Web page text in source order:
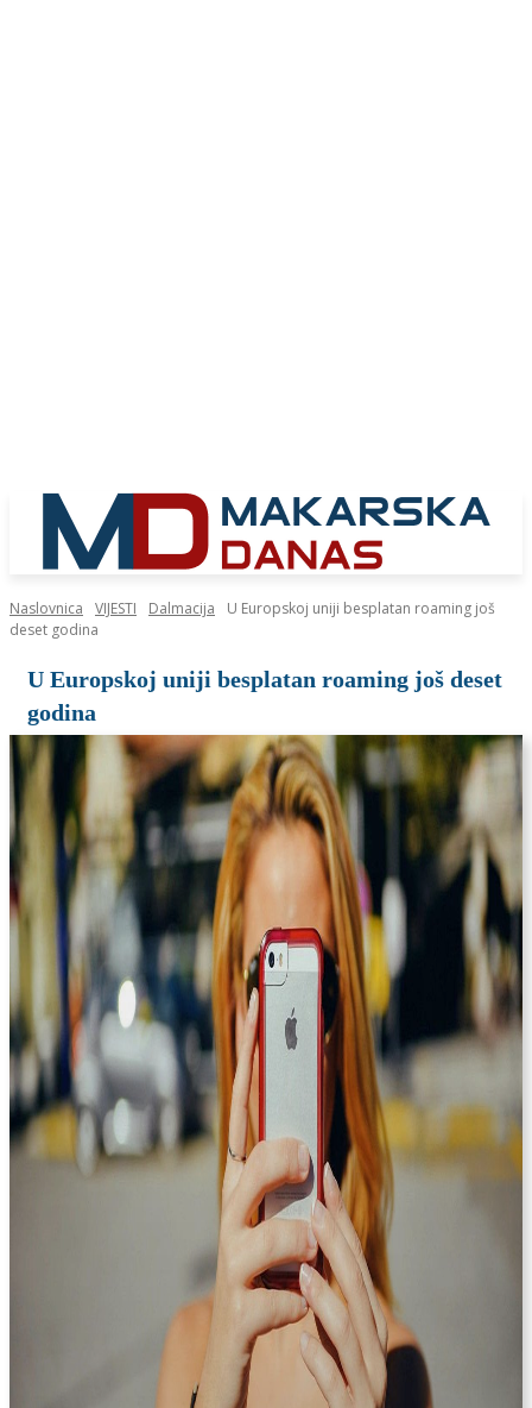
Naslovnica VIJESTI Dalmacija
U Europskoj uniji besplatan roaming još
deset godina
U Europskoj uniji besplatan roaming još deset
godina